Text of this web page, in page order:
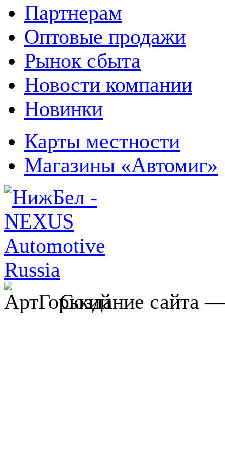
Партнерам
Оптовые продажи
Рынок сбыта
Новости компании
Новинки
Карты местности
Магазины «Автомиг»
Создание сайта